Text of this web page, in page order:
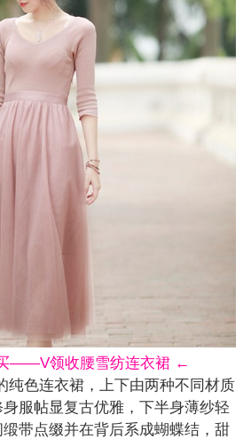
——V领收腰雪纺连衣裙 ←
色连衣裙，上下由两种不同材质
服帖显复古优雅，下半身薄纱轻
带点缀并在背后系成蝴蝶结，甜